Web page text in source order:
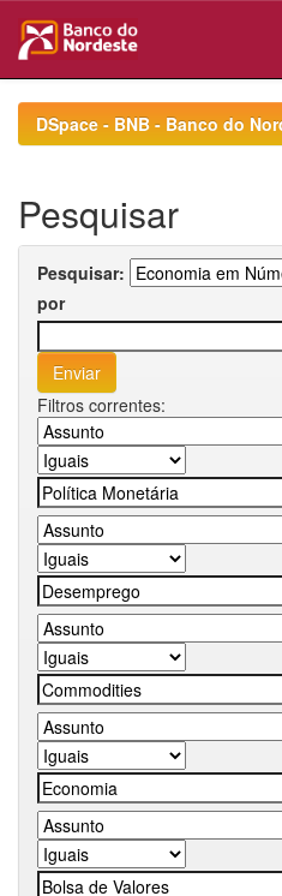
navigationDSpace - BNB - Banco do
Pesquisar
Pesquisar:
por
Filtros correntes: